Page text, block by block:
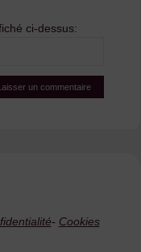
ci-dessus:
- Cookies